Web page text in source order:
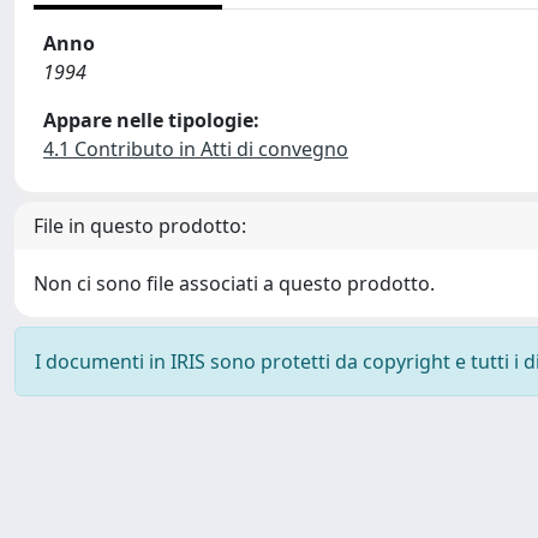
Anno
1994
Appare nelle tipologie:
4.1 Contributo in Atti di convegno
File in questo prodotto:
Non ci sono file associati a questo prodotto.
I documenti in IRIS sono protetti da copyright e tutti i